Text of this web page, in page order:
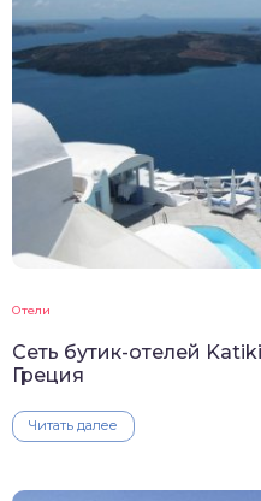
Отели
Сеть бутик-отелей
Греция
Читать далее